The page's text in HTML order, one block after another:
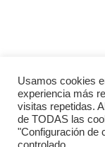
Usamos cookies
experiencia más
visitas repetidas.
de TODAS las
"Configuración de